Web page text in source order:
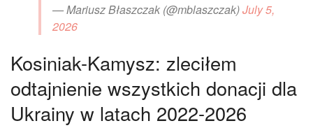
— Mariusz Błaszczak (@mblaszczak)July 5,
2026
Kosiniak-Kamysz: zleciłem
odtajnienie wszystkich donacji dla
Ukrainy w latach 2022-2026